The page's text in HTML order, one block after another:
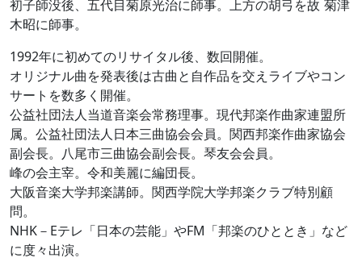
初子師没後、五代目菊原光治に師事。上方の胡弓を故 菊津
木昭に師事。
1992年に初めてのリサイタル後、数回開催。
オリジナル曲を発表後は古曲と自作品を交えライブやコン
サートを数多く開催。
公益社団法人当道音楽会常務理事。現代邦楽作曲家連盟所
属。公益社団法人日本三曲協会会員。関西邦楽作曲家協会
副会長。八尾市三曲協会副会長。琴友会会員。
峰の会主宰。令和美麗に編団長。
大阪音楽大学邦楽講師。関西学院大学邦楽クラブ特別顧
問。
NHK－Eテレ「日本の芸能」やFM「邦楽のひととき」など
に度々出演。